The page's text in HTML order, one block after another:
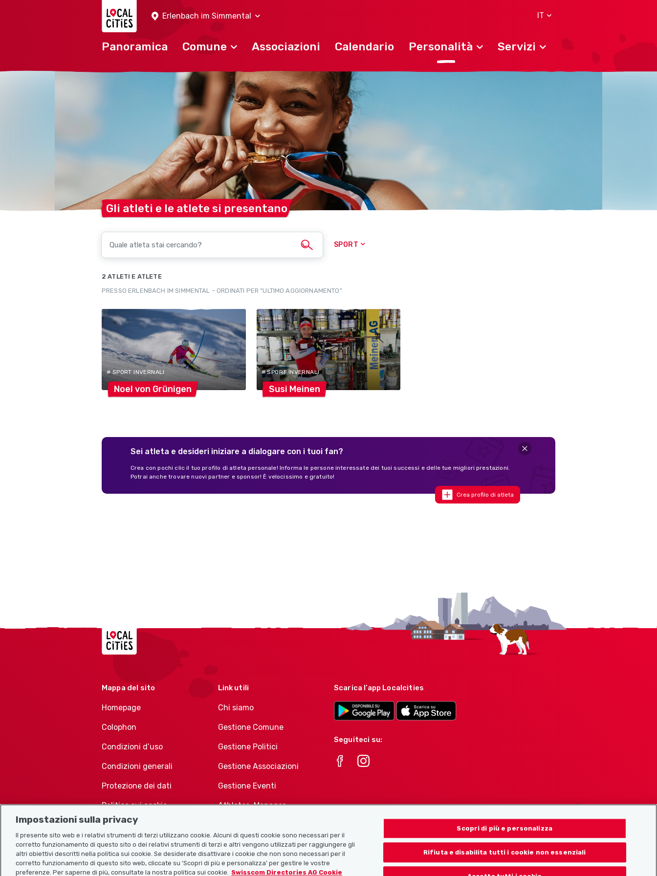
Erlenbach im Simmental
IT
Panoramica Comune Associazioni Calendario Personalità Servizi
Gli atleti e le atlete si presentano
SPORT
2 ATLETI E ATLETE
PRESSO ERLENBACH IM SIMMENTAL – ORDINATI PER "ULTIMO AGGIORNAMENTO"
# SPORT INVERNALI
Noel von Grünigen
# SPORT INVERNALI
Susi Meinen
Sei atleta e desideri iniziare a dialogare con i tuoi fan?
Crea con pochi clic il tuo profilo di atleta personale! Informa le persone interessate dei tuoi successi e delle tue migliori prestazioni.
Potrai anche trovare nuovi partner e sponsor! È velocissimo e gratuito!
Crea profilo di atleta
Localcities
Mappa del sito
Homepage
Colophon
Condizioni d’uso
Condizioni generali
Protezione dei dati
Politica sui cookie
Link utili
Chi siamo
Gestione Comune
Gestione Politici
Gestione Associazioni
Gestione Eventi
Athletes-Manager
Associazioni
Scarica l’app Localcities
Seguiteci su:
Impostazioni sulla privacy
Il presente sito web e i relativi strumenti di terzi utilizzano cookie. Alcuni di questi cookie sono necessari per il
corretto funzionamento di questo sito o dei relativi strumenti di terzi e altri vengono utilizzati per raggiungere gli
altri obiettivi descritti nella politica sui cookie. Se desiderate disattivare i cookie che non sono necessari per il
corretto funzionamento di questo sito web, cliccate su 'Scopri di più e personalizza' per gestire le vostre
preferenze. Per saperne di più, consultate la nostra politica sui cookie. Swisscom Directories AG Cookie
Scopri di più e personalizza
Rifiuta e disabilita tutti i cookie non essenziali